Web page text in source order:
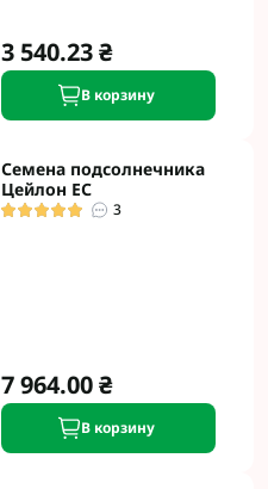
3 540.23 ₴
В корзину
Семена подсолнечника
Цейлон ЕС
3
7 964.00 ₴
В корзину